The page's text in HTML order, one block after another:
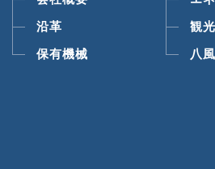
沿革
保有機械
観
八